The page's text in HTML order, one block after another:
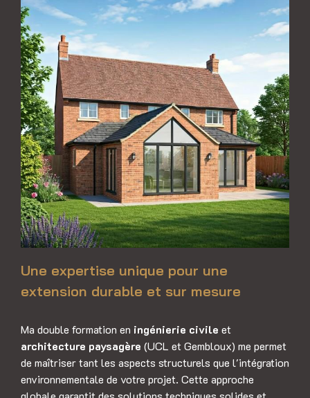
Une expertise unique pour une
extension durable et sur mesure
Ma double formation en ingénierie civile et
architecture paysagère (UCL et Gembloux) me permet
de maîtriser tant les aspects structurels que l'intégration
environnementale de votre projet. Cette approche